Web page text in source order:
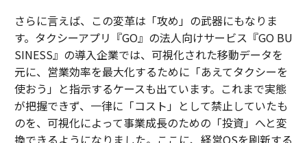
さらに言えば、この変革は「攻め」の武器にもなりま
す。タクシーアプリ『GO』の法人向けサービス『GO BU
SINESS』の導入企業では、可視化された移動データを
元に、営業効率を最大化するために「あえてタクシーを
使おう」と指示するケースも出ています。これまで実態
が把握できず、一律に「コスト」として禁止していたも
のを、可視化によって事業成長のための「投資」へと変